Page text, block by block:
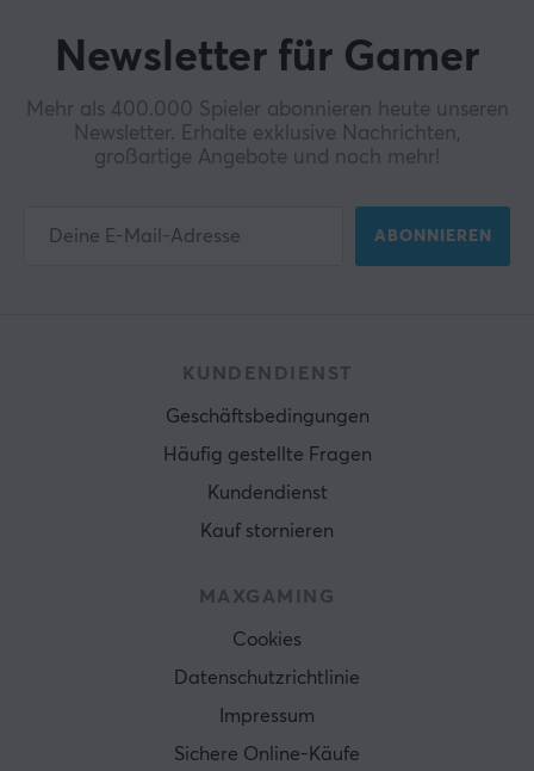
Newsletter für Gamer
Mehr als 400.000 Spieler abonnieren heute unseren
Newsletter. Erhalte exklusive Nachrichten,
großartige Angebote und noch mehr!
ABONNIEREN
KUNDENDIENST
Geschäftsbedingungen
Häufig gestellte Fragen
Kundendienst
Kauf stornieren
MAXGAMING
Cookies
Datenschutzrichtlinie
Impressum
Sichere Online-Käufe